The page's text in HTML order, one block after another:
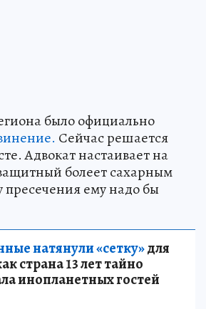
было официально
Сейчас решается
Адвокат настаивает на
болеет сахарным
пресечения ему надо бы
натянули «сетку»для
страна 13 лет тайно
инопланетных гостей